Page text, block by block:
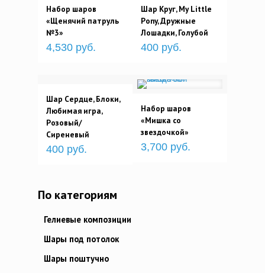
Набор шаров
«Щенячий патруль
№3»
4,530 руб.
Шар Круг, My Little
Pony, Дружные
Лошадки, Голубой
400 руб.
Шар Сердце, Блоки,
Любимая игра,
Розовый/
Сиреневый
400 руб.
Набор шаров
«Мишка со
звездочкой»
3,700 руб.
По категориям
Гелиевые композиции
Шары под потолок
Шары поштучно